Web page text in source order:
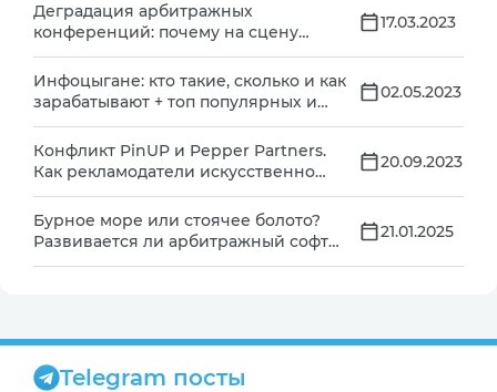
Деградация арбитражных
конференций: почему на сцену
выпускают странных людей и куда
делись полезные доклады?
17.03.2023
Инфоцыгане: кто такие, сколько и как
зарабатывают + топ популярных и
известных продавцов бесполезных
курсов
02.05.2023
Конфликт PinUP и Pepper Partners.
Как рекламодатели искусственно
разделяют трафик, и чем это опасно
для ПП и арбитражников
20.09.2023
Бурное море или стоячее болото?
Развивается ли арбитражный софт
— выясняем вместе с ТОПами
21.01.2025
Telegram посты